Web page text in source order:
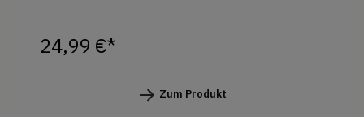
24,99 €*
Zum Produkt